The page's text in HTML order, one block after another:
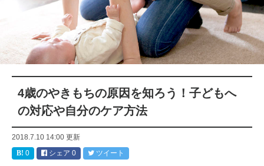
4歳のやきもちの原因を知ろう！子どもへ
の対応や自分のケア方法
2018.7.10 14:00 更新
0
シェア 0 ツイート